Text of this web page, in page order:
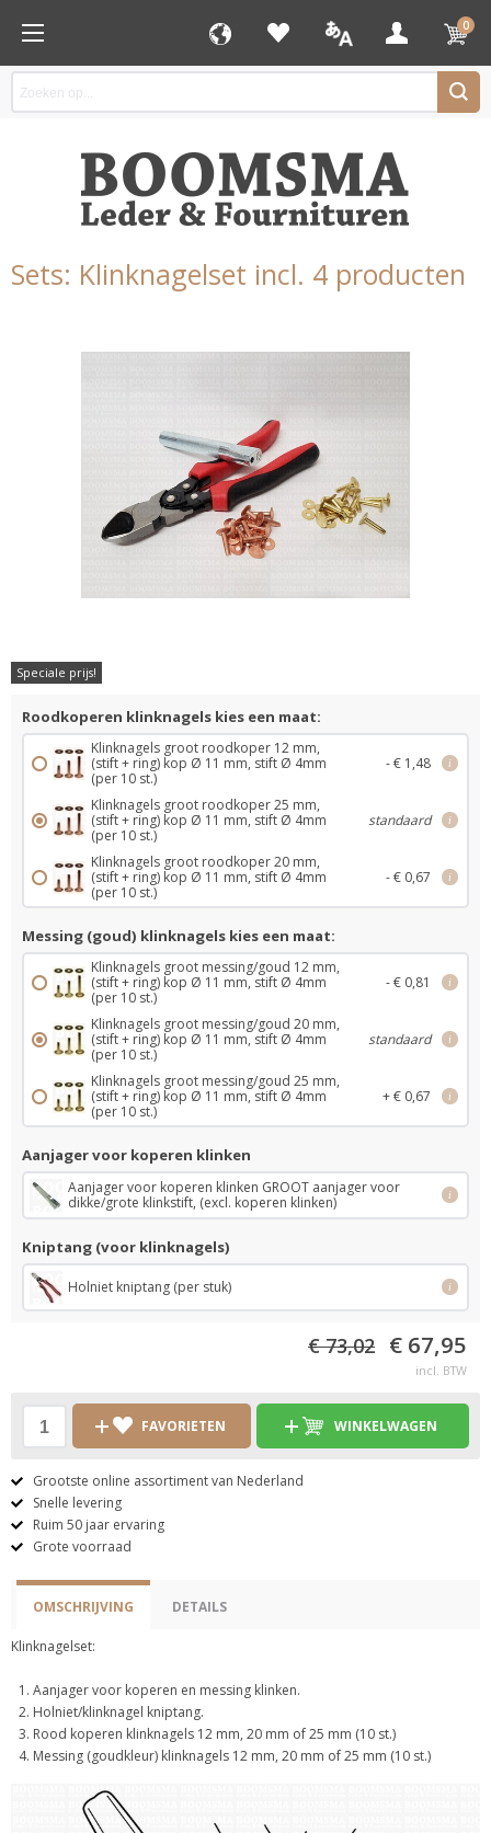
0
Sets: Klinknagelset incl. 4 producten
Speciale prijs!
Roodkoperen klinknagels kies een maat:
Klinknagels groot roodkoper 12 mm,
(stift + ring) kop Ø 11 mm, stift Ø 4mm
(per 10 st.)
- € 1,48 i
Klinknagels groot roodkoper 25 mm,
(stift + ring) kop Ø 11 mm, stift Ø 4mm
(per 10 st.)
standaard i
Klinknagels groot roodkoper 20 mm,
(stift + ring) kop Ø 11 mm, stift Ø 4mm
(per 10 st.)
- € 0,67 i
Messing (goud) klinknagels kies een maat:
Klinknagels groot messing/goud 12 mm,
(stift + ring) kop Ø 11 mm, stift Ø 4mm
(per 10 st.)
- € 0,81 i
Klinknagels groot messing/goud 20 mm,
(stift + ring) kop Ø 11 mm, stift Ø 4mm
(per 10 st.)
standaard i
Klinknagels groot messing/goud 25 mm,
(stift + ring) kop Ø 11 mm, stift Ø 4mm
(per 10 st.)
+ € 0,67 i
Aanjager voor koperen klinken
Aanjager voor koperen klinken GROOT aanjager voor
dikke/grote klinkstift, (excl. koperen klinken)
i
Kniptang (voor klinknagels)
Holniet kniptang (per stuk) i
€ 73,02 € 67,95
incl. BTW
FAVORIETEN WINKELWAGEN
Grootste online assortiment van Nederland
Snelle levering
Ruim 50 jaar ervaring
Grote voorraad
OMSCHRIJVING DETAILS
Klinknagelset:
Aanjager voor koperen en messing klinken.
Holniet/klinknagel kniptang.
Rood koperen klinknagels 12 mm, 20 mm of 25 mm (10 st.)
Messing (goudkleur) klinknagels 12 mm, 20 mm of 25 mm (10 st.)